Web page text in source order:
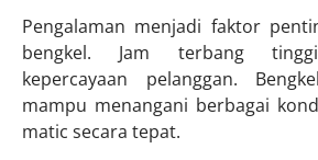
Pengalaman menjadi faktor
bengkel. Jam terbang tinggi
kepercayaan pelanggan.
mampu menangani berbagai
matic secara tepat.